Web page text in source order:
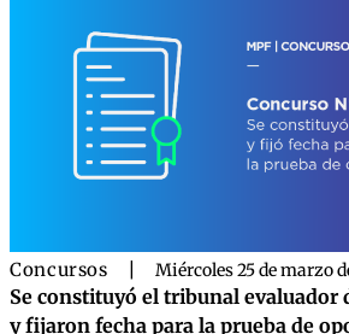
Concursos Miércoles 25 de marzo
Se constituyó el tribunal evaluador
y fijaron fecha para la prueba de